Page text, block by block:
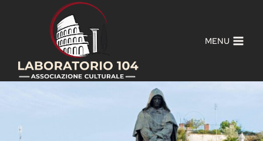
contenuto
MENU